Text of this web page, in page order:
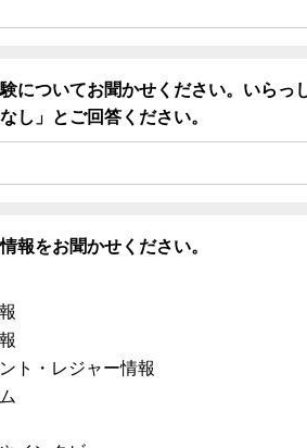
についてお聞かせください。いらっ
し」とご回答ください。
報をお聞かせください。
ト・レジャー情報